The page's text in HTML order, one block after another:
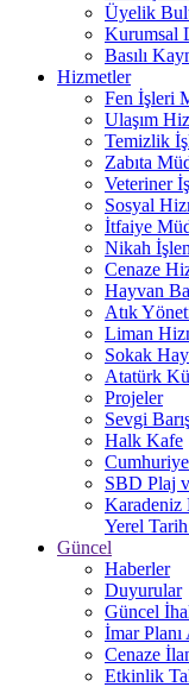
Üyelik
Kurumsal
Basılı
Hizmetler
Fen İşleri
Ulaşım
Temizlik
Zabıta
Veteriner
Sosyal
İtfaiye
Nikah
Cenaze
Hayvan
Atık
Liman
Sokak
Atatürk
Projeler
Sevgi
Halk Kafe
SBD Plaj
Karadeniz
Yerel
Güncel
Haberler
Duyurular
Güncel
İmar Planı
Cenaze
Etkinlik